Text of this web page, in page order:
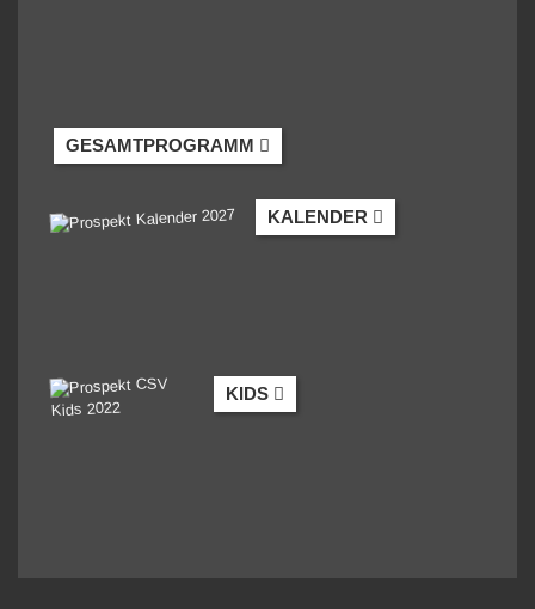
GESAMTPROGRAMM
KALENDER
KIDS